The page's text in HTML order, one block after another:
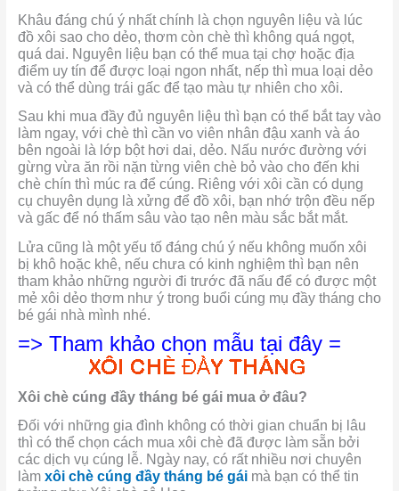
Khâu đáng chú ý nhất chính là chọn nguyên liệu và lúc
đồ xôi sao cho dẻo, thơm còn chè thì không quá ngọt,
quá dai. Nguyên liệu bạn có thể mua tại chợ hoặc địa
điểm uy tín để được loại ngon nhất, nếp thì mua loại dẻo
và có thể dùng trái gấc để tạo màu tự nhiên cho xôi.
Sau khi mua đầy đủ nguyên liệu thì bạn có thể bắt tay vào
làm ngay, với chè thì cần vo viên nhân đậu xanh và áo
bên ngoài là lớp bột hơi dai, dẻo. Nấu nước đường với
gừng vừa ăn rồi nặn từng viên chè bỏ vào cho đến khi
chè chín thì múc ra để cúng. Riêng với xôi cần có dụng
cụ chuyên dụng là xửng để đồ xôi, bạn nhớ trộn đều nếp
và gấc để nó thấm sâu vào tạo nên màu sắc bắt mắt.
Lửa cũng là một yếu tố đáng chú ý nếu không muốn xôi
bị khô hoặc khê, nếu chưa có kinh nghiệm thì bạn nên
tham khảo những người đi trước đã nấu để có được một
mẻ xôi dẻo thơm như ý trong buổi cúng mụ đầy tháng cho
bé gái nhà mình nhé.
=> Tham khảo chọn mẫu tại đây =
Xôi chè cúng đầy tháng bé gái mua ở đâu?
Đối với những gia đình không có thời gian chuẩn bị lâu
thì có thể chọn cách mua xôi chè đã được làm sẵn bởi
các dịch vụ cúng lễ. Ngày nay, có rất nhiều nơi chuyên
làm xôi chè cúng đầy tháng bé gáimà bạn có thể tin